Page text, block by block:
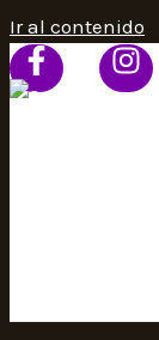
Ir al contenido